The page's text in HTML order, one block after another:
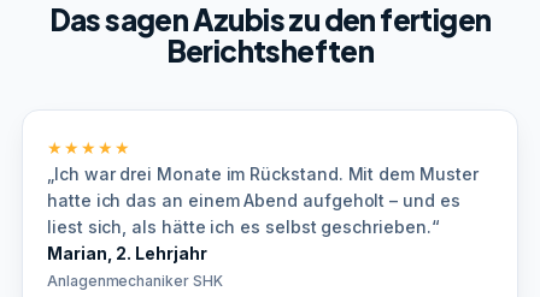
Das sagen Azubis zu den fertigen
Berichtsheften
★★★★★
„Ich war drei Monate im Rückstand. Mit dem Muster
hatte ich das an einem Abend aufgeholt – und es
liest sich, als hätte ich es selbst geschrieben.“
Marian, 2. Lehrjahr
Anlagenmechaniker SHK